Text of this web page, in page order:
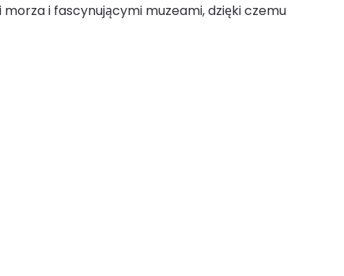
i fascynującymi muzeami, dzięki czemu